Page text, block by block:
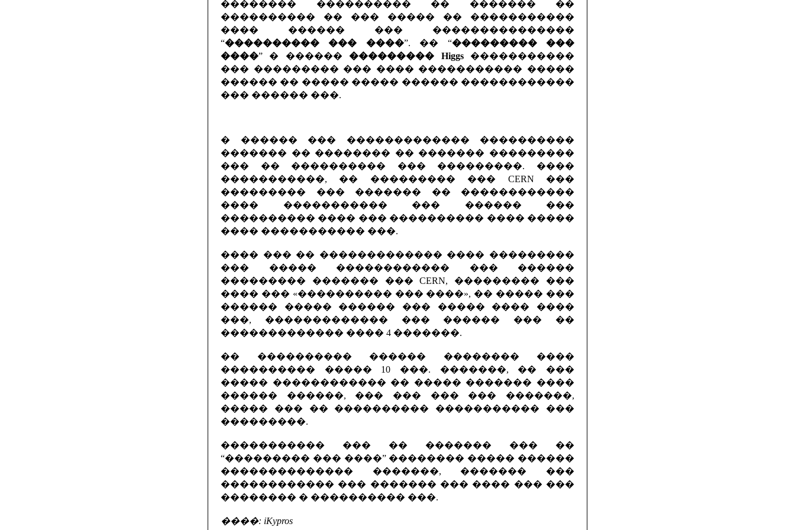
�������� ���������� �� ������� ��
���������� �� ��� ����� �� �����������
���� ������ ��� ���������������
“���������� ��� ����”. �� “��������� ���
����” � ��������������� Higgs�����������
��� ��������� ��� ���� ����������� �����
������ �� ����� ����� ������ ������������
��� ������ ���.
� ������ ��� ������������� ����������
������� �� �������� �� ������� ���������
��� �� ���������� ��� ���������. ����
�����������, �� ��������� ��� CERN ���
��������� ��� ������� �� ������������
���� ����������� ��� ������ ���
���������� ���� ��� ���������� ���� �����
���� ����������� ���.
���� ��� �� ������������� ���� ���������
��� ����� ������������ ��� ������
��������� ������� ��� CERN, ��������� ���
���� ��� «���������� ��� ����», �� ����� ���
������ ����� ������ ��� ����� ���� ����
���, ������������� ��� ������ ��� ��
������������� ���� 4 �������.
�� ���������� ������ �������� ����
���������� ����� 10 ���. �������, �� ���
����� ������������ �� ����� ������� ����
������ ������, ��� ��� ��� ��� �������,
����� ��� �� ���������� ����������� ���
���������.
����������� ��� �� ������� ��� ��
“��������� ��� ����” �������� ����� ������
�������������� �������, ������� ���
������������ ��� ������� ��� ���� ��� ���
�������� � ���������� ���.
����: iKypros